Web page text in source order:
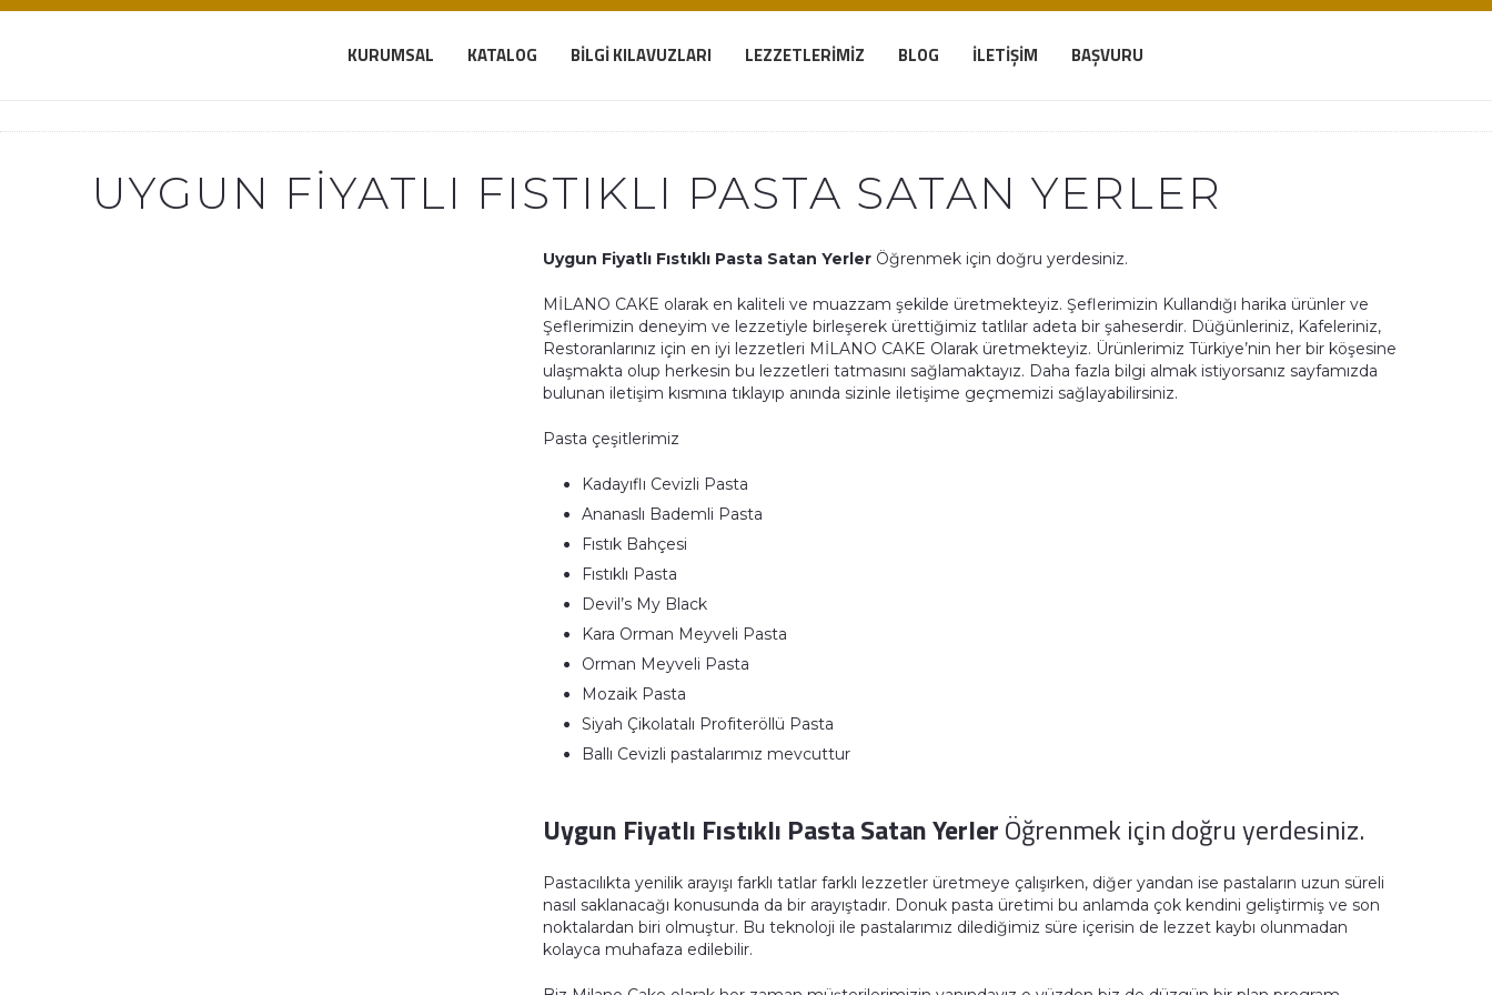
KURUMSAL KATALOG BILGI KILAVUZLARI LEZZETLERIMIZ BLOG İLETIŞIM BAŞVURU
UYGUN FIYATLI FISTIKLI PASTA SATAN YERLER
Uygun Fiyatlı Fıstıklı Pasta Satan Yerler Öğrenmek için doğru yerdesiniz.
MİLANO CAKE olarak en kaliteli ve muazzam şekilde üretmekteyiz. Şeflerimizin Kullandığı harika ürünler ve
Şeflerimizin deneyim ve lezzetiyle birleşerek ürettiğimiz tatlılar adeta bir şaheserdir. Düğünleriniz, Kafeleriniz,
Restoranlarınız için en iyi lezzetleri MİLANO CAKE Olarak üretmekteyiz. Ürünlerimiz Türkiye’nin her bir köşesine
ulaşmakta olup herkesin bu lezzetleri tatmasını sağlamaktayız. Daha fazla bilgi almak istiyorsanız sayfamızda
bulunan iletişim kısmına tıklayıp anında sizinle iletişime geçmemizi sağlayabilirsiniz.
Pasta çeşitlerimiz
Kadayıflı Cevizli Pasta
Ananaslı Bademli Pasta
Fıstık Bahçesi
Fıstıklı Pasta
Devil’s My Black
Kara Orman Meyveli Pasta
Orman Meyveli Pasta
Mozaik Pasta
Siyah Çikolatalı Profiteröllü Pasta
Ballı Cevizli pastalarımız mevcuttur
Uygun Fiyatlı Fıstıklı Pasta Satan YerlerÖğrenmek için doğru yerdesiniz.
Pastacılıkta yenilik arayışı farklı tatlar farklı lezzetler üretmeye çalışırken, diğer yandan ise pastaların uzun süreli
nasıl saklanacağı konusunda da bir arayıştadır. Donuk pasta üretimi bu anlamda çok kendini geliştirmiş ve son
noktalardan biri olmuştur. Bu teknoloji ile pastalarımız dilediğimiz süre içerisin de lezzet kaybı olunmadan
kolayca muhafaza edilebilir.